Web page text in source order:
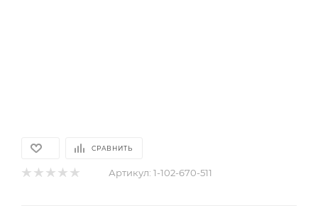
СРАВНИТЬ
Артикул: 1-102-670-511